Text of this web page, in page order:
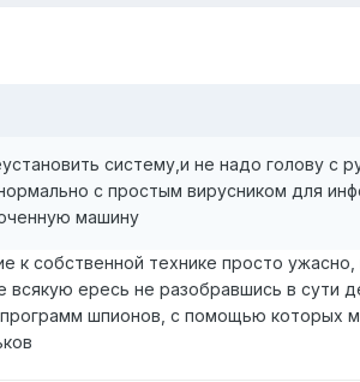
систему,и не надо голову с
с простым вирусником для
машину
к собственной технике просто
всякую ересь не разобравшись в сути
шпионов, с помощью которых